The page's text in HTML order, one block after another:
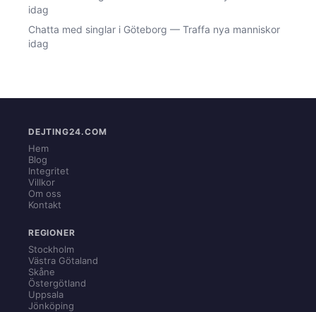
idag
Chatta med singlar i Göteborg — Traffa nya manniskor
idag
DEJTING24.COM
Hem
Blog
Integritet
Villkor
Om oss
Kontakt
REGIONER
Stockholm
Västra Götaland
Skåne
Östergötland
Uppsala
Jönköping